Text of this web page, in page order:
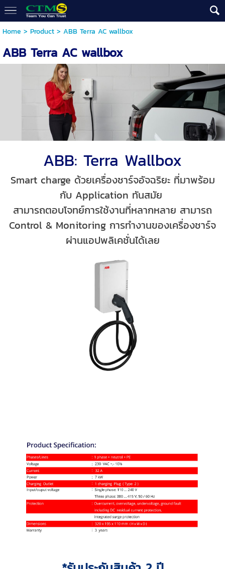
Home > Product> ABB Terra AC wallbox
ABB Terra AC wallbox
ABB: Terra Wallbox
Smart charge ด้วยเครื่องชาร์จอัจฉริยะ ที่มาพร้อม
กับ Application ทันสมัย
สามารถตอบโจทย์การใช้งานที่หลากหลาย สามารถ
Control & Monitoring การทำงานของเครื่องชาร์จ
ผ่านแอปพลิเคชั่นได้เลย